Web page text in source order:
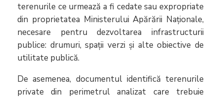
terenurile ce urmează a fi cedate sau expropriate
din proprietatea Ministerului Apărării Naționale,
necesare pentru dezvoltarea infrastructurii
publice: drumuri, spații verzi și alte obiective de
utilitate publică.
De asemenea, documentul identifică terenurile
private din perimetrul analizat care trebuie